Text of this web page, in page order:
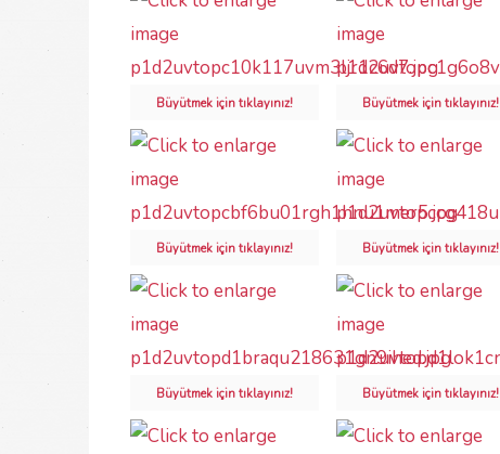
Büyütmek için tıklayınız! Büyütmek için tıklayınız!
Büyütmek için tıklayınız! Büyütmek için tıklayınız!
Büyütmek için tıklayınız! Büyütmek için tıklayınız!